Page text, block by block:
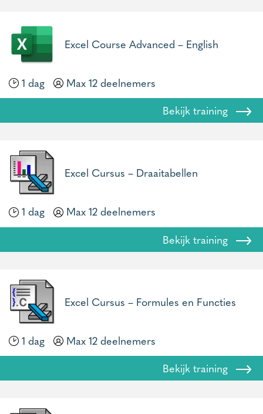
Excel Course Advanced – English
1 dag
Max 12 deelnemers
Bekijk training
Excel Cursus – Draaitabellen
1 dag
Max 12 deelnemers
Bekijk training
Excel Cursus – Formules en Functies
1 dag
Max 12 deelnemers
Bekijk training